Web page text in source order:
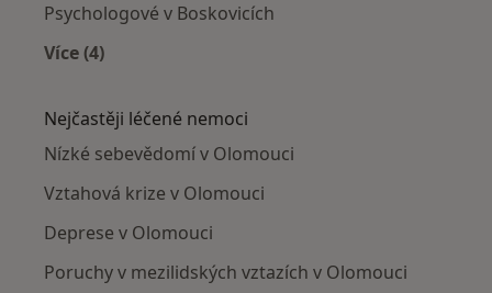
Psychologové v Boskovicích
Více (4)
Nejčastěji léčené nemoci
Nízké sebevědomí v Olomouci
Vztahová krize v Olomouci
Deprese v Olomouci
Poruchy v mezilidských vztazích v Olomouci